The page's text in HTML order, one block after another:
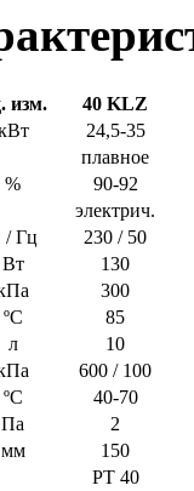
изм.
40 KLZ
24,5-35
плавное
%
90-92
электрич.
/ Гц
230 / 50
Вт
130
300
ºС
85
л
10
600 / 100
ºС
40-70
Па
2
мм
150
РТ 40